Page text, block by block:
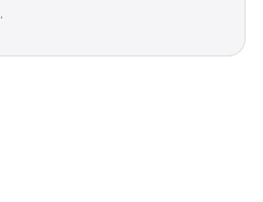
.